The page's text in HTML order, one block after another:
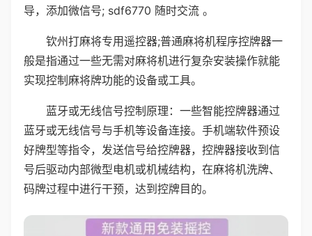
导，添加微信号; sdf6770 随时交流 。
钦州打麻将专用遥控器;普通麻将机程序控牌器一
般是指通过一些无需对麻将机进行复杂安装操作就能
实现控制麻将牌功能的设备或工具。
蓝牙或无线信号控制原理：一些智能控牌器通过
蓝牙或无线信号与手机等设备连接。手机端软件预设
好牌型等指令，发送信号给控牌器，控牌器接收到信
号后驱动内部微型电机或机械结构，在麻将机洗牌、
码牌过程中进行干预，达到控牌目的。